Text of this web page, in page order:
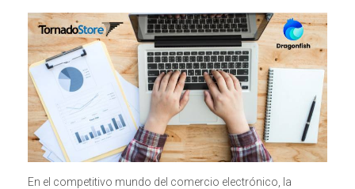
En el competitivo mundo del comercio electrónico, la